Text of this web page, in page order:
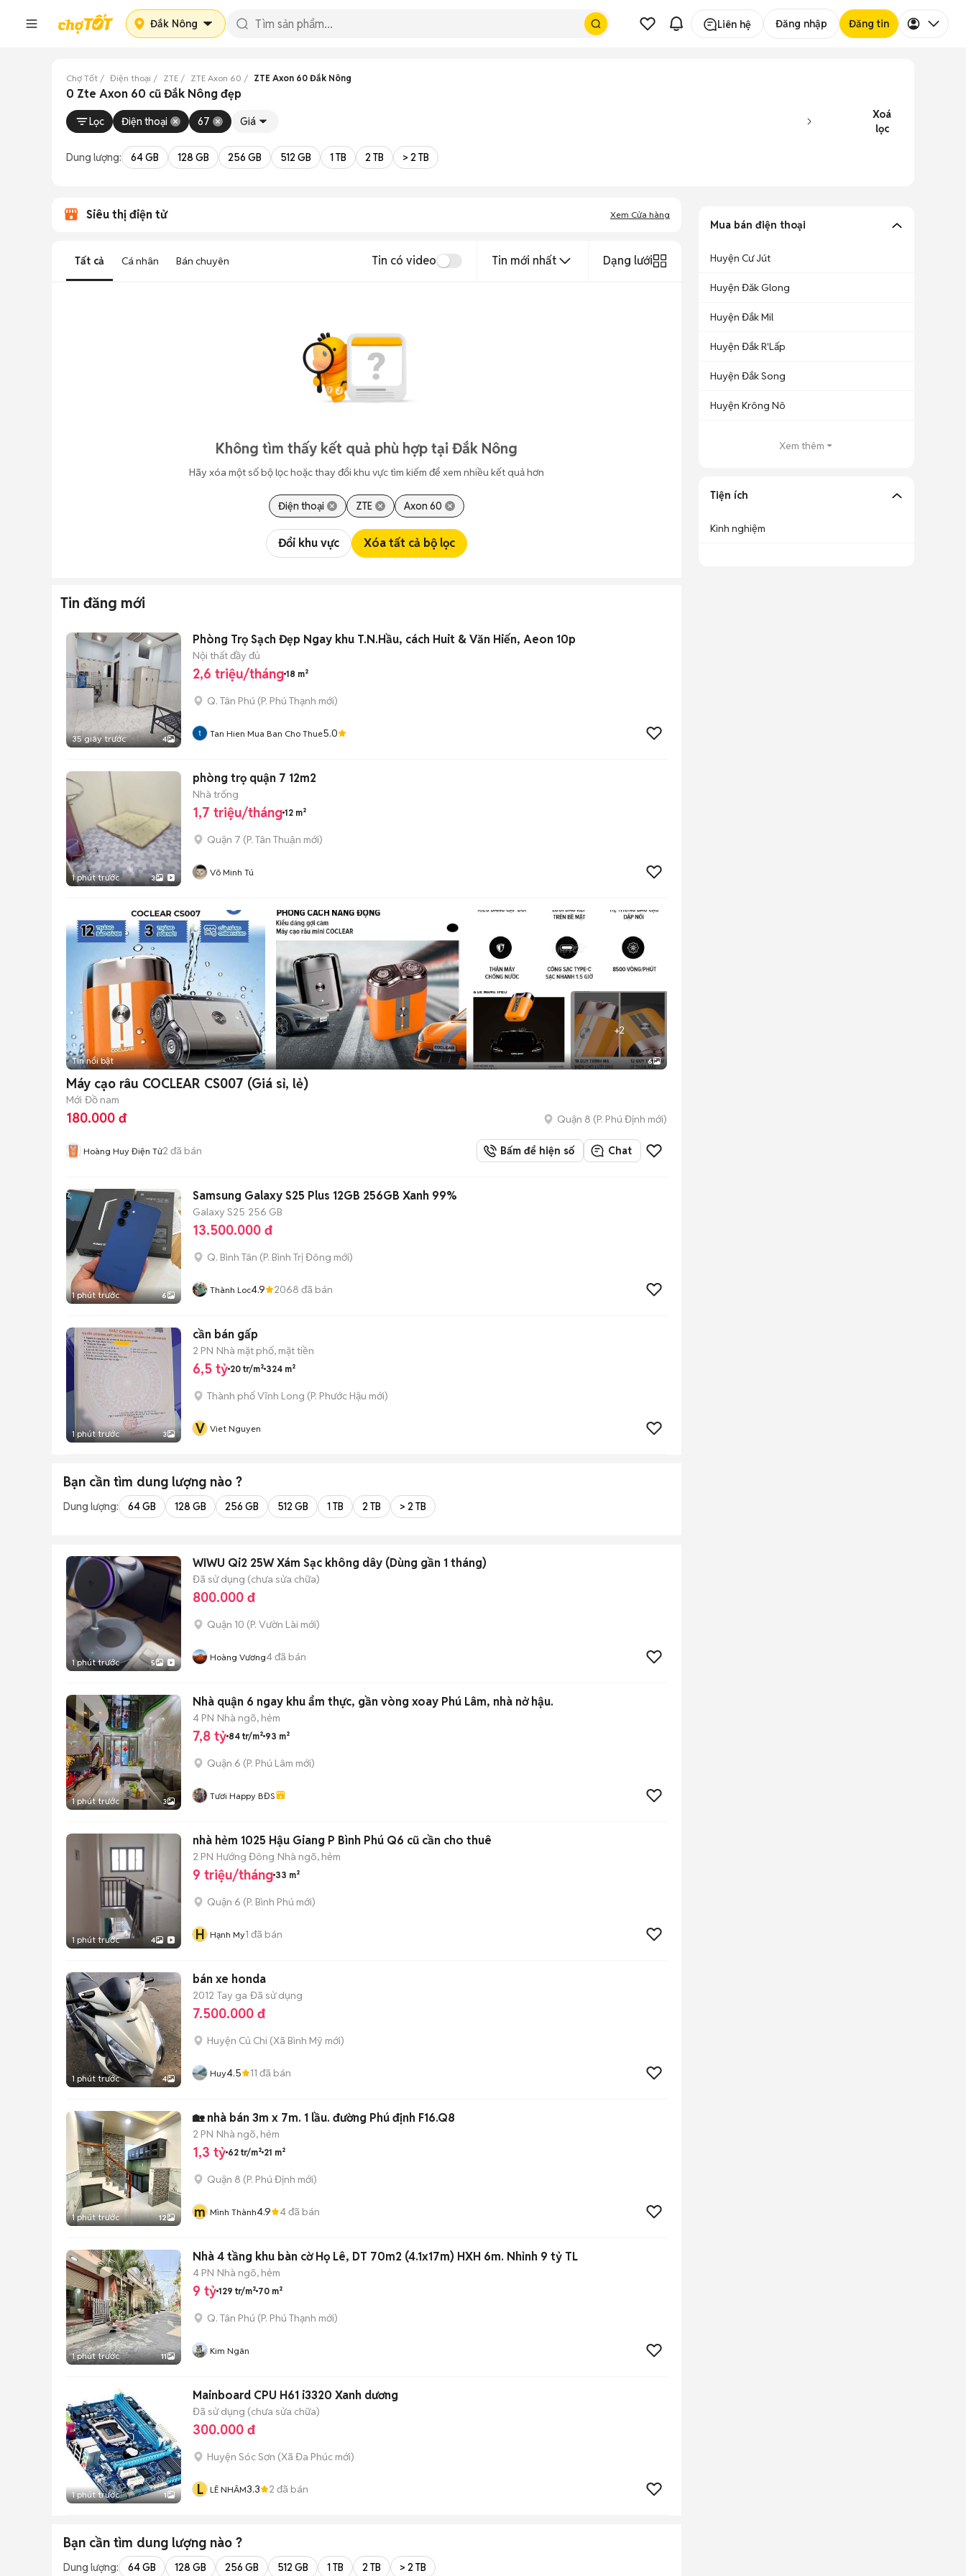
Đắk Nông Liên hệ Đăng nhập Đăng tin
Chợ Tốt Điện thoại ZTE ZTE Axon 60 ZTE Axon 60 Đắk Nông
0 Zte Axon 60 cũ Đắk Nông đẹp
Lọc Điện thoại 67 Giá
Xoá
lọc
Dung lượng: 64 GB 128 GB 256 GB 512 GB 1 TB 2 TB > 2 TB
Siêu thị điện tử Xem Cửa hàng
Tất cả Cá nhân Bán chuyên Tin có video Tin mới nhất Dạng lưới
Không tìm thấy kết quả phù hợp tại Đắk Nông
Hãy xóa một số bộ lọc hoặc thay đổi khu vực tìm kiếm để xem nhiều kết quả hơn
Điện thoại ZTE Axon 60
Đổi khu vực Xóa tất cả bộ lọc
Tin đăng mới
35 giây trước 4
Phòng Trọ Sạch Đẹp Ngay khu T.N.Hầu, cách Huit & Văn Hiến, Aeon 10p
Nội thất đầy đủ
2,6 triệu/tháng 18 m²
Q. Tân Phú (P. Phú Thạnh mới)
Tan Hien Mua Ban Cho Thue5.0
1 phút trước 3
phòng trọ quận 7 12m2
Nhà trống
1,7 triệu/tháng 12 m²
Quận 7 (P. Tân Thuận mới)
Võ Minh Tú
+2
Tin nổi bật 6
Máy cạo râu COCLEAR CS007 (Giá sỉ, lẻ)
Mới Đồ nam
180.000 đ Quận 8 (P. Phú Định mới)
Hoàng Huy Điện Tử2 đã bán Bấm để hiện số Chat
1 phút trước 6
Samsung Galaxy S25 Plus 12GB 256GB Xanh 99%
Galaxy S25 256 GB
13.500.000 đ
Q. Bình Tân (P. Bình Trị Đông mới)
Thành Loc4.9 2068 đã bán
1 phút trước 3
cần bán gấp
2 PN Nhà mặt phố, mặt tiền
6,5 tỷ 20 tr/m² 324 m²
Thành phố Vĩnh Long (P. Phước Hậu mới)
V Viet Nguyen
Bạn cần tìm dung lượng nào ?
Dung lượng: 64 GB 128 GB 256 GB 512 GB 1 TB 2 TB > 2 TB
1 phút trước 5
WIWU Qi2 25W Xám Sạc không dây (Dùng gần 1 tháng)
Đã sử dụng (chưa sửa chữa)
800.000 đ
Quận 10 (P. Vườn Lài mới)
Hoàng Vương4đã bán
1 phút trước 3
Nhà quận 6 ngay khu ẩm thực, gần vòng xoay Phú Lâm, nhà nở hậu.
4 PN Nhà ngõ, hẻm
7,8 tỷ 84 tr/m² 93 m²
Quận 6 (P. Phú Lâm mới)
Tươi Happy BĐS
1 phút trước 4
nhà hẻm 1025 Hậu Giang P Bình Phú Q6 cũ cần cho thuê
2 PN Hướng Đông Nhà ngõ, hẻm
9 triệu/tháng 33 m²
Quận 6 (P. Bình Phú mới)
H Hạnh My1 đã bán
1 phút trước 4
bán xe honda
2012 Tay ga Đã sử dụng
7.500.000 đ
Huyện Củ Chi (Xã Bình Mỹ mới)
Huy4.5 11 đã bán
1 phút trước 12
🏡 nhà bán 3m x 7m. 1 lầu. đường Phú định F16.Q8
2 PN Nhà ngõ, hẻm
1,3 tỷ 62 tr/m² 21 m²
Quận 8 (P. Phú Định mới)
m Mình Thành4.9 4đã bán
1 phút trước 11
Nhà 4 tầng khu bàn cờ Họ Lê, DT 70m2 (4.1x17m) HXH 6m. Nhỉnh 9 tỷ TL
4 PN Nhà ngõ, hẻm
9 tỷ 129 tr/m² 70 m²
Q. Tân Phú (P. Phú Thạnh mới)
Kim Ngân
1 phút trước 1
Mainboard CPU H61 i3320 Xanh dương
Đã sử dụng (chưa sửa chữa)
300.000 đ
Huyện Sóc Sơn (Xã Đa Phúc mới)
L LÊ NHÂM3.3 2 đã bán
Bạn cần tìm dung lượng nào ?
Dung lượng: 64 GB 128 GB 256 GB 512 GB 1 TB 2 TB > 2 TB
Mua bán điện thoại
Huyện Cư Jút
Huyện Đăk Glong
Huyện Đắk Mil
Huyện Đắk R'Lấp
Huyện Đắk Song
Huyện Krông Nô
Xem thêm
Tiện ích
Kinh nghiệm